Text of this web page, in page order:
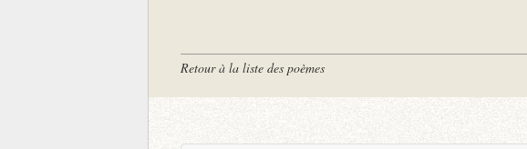
Retour à la liste des poèmes